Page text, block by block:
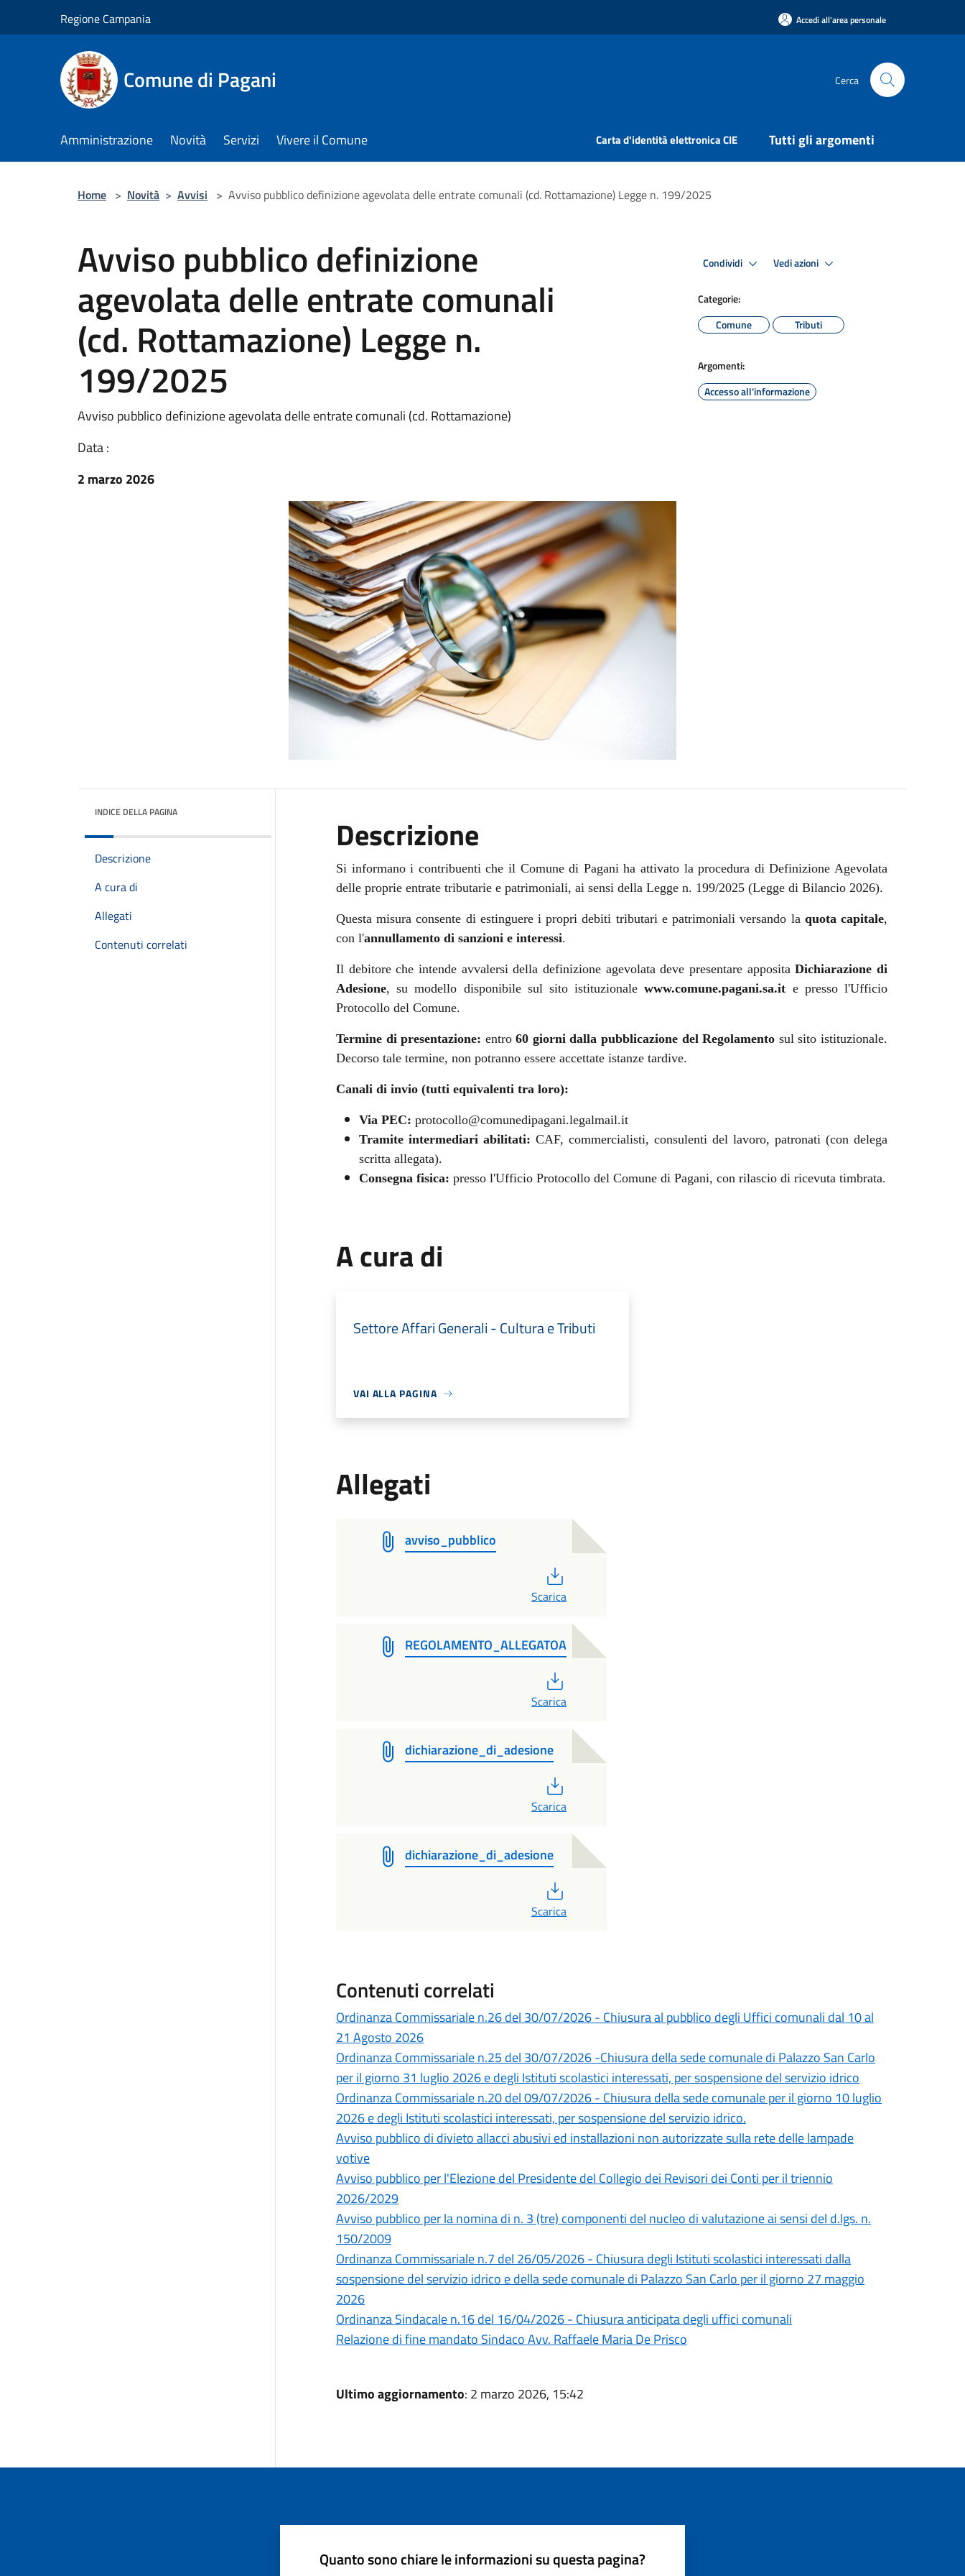
Regione Campania Accedi all'area personale
Comune di Pagani Cerca
Amministrazione Novità Servizi Vivere il Comune Carta d'identità elettronica CIE Tutti gli argomenti
Home > Novità > Avvisi > Avviso pubblico definizione agevolata delle entrate comunali (cd. Rottamazione) Legge n. 199/2025
Avviso pubblico definizione
agevolata delle entrate comunali
(cd. Rottamazione) Legge n.
199/2025
Avviso pubblico definizione agevolata delle entrate comunali (cd. Rottamazione)
Data :
2 marzo 2026
Condividi Vedi azioni
Categorie:
Comune
Tributi
Argomenti:
Accesso all'informazione
INDICE DELLA PAGINA
Descrizione
A cura di
Allegati
Contenuti correlati
Descrizione
Si informano i contribuenti che il Comune di Pagani ha attivato la procedura di Definizione Agevolata
delle proprie entrate tributarie e patrimoniali, ai sensi della Legge n. 199/2025 (Legge di Bilancio 2026).
Questa misura consente di estinguere i propri debiti tributari e patrimoniali versando la quota capitale,
con l'annullamento di sanzioni e interessi.
Il debitore che intende avvalersi della definizione agevolata deve presentare appositaDichiarazione di
Adesione, su modello disponibile sul sito istituzionalewww.comune.pagani.sa.it e presso l'Ufficio
Protocollo del Comune.
Termine di presentazione: entro60 giorni dalla pubblicazione del Regolamento sul sito istituzionale.
Decorso tale termine, non potranno essere accettate istanze tardive.
Canali di invio (tutti equivalenti tra loro):
Via PEC: protocollo@comunedipagani.legalmail.it
Tramite intermediari abilitati: CAF, commercialisti, consulenti del lavoro, patronati (con delega
scritta allegata).
Consegna fisica: presso l'Ufficio Protocollo del Comune di Pagani, con rilascio di ricevuta timbrata.
A cura di
Settore Affari Generali - Cultura e Tributi
VAI ALLA PAGINA
Allegati
avviso_pubblico
Scarica
REGOLAMENTO_ALLEGATOA
Scarica
dichiarazione_di_adesione
Scarica
dichiarazione_di_adesione
Scarica
Contenuti correlati
Ordinanza Commissariale n.26 del 30/07/2026 - Chiusura al pubblico degli Uffici comunali dal 10 al
21 Agosto 2026
Ordinanza Commissariale n.25 del 30/07/2026 -Chiusura della sede comunale di Palazzo San Carlo
per il giorno 31 luglio 2026 e degli Istituti scolastici interessati, per sospensione del servizio idrico
Ordinanza Commissariale n.20 del 09/07/2026 - Chiusura della sede comunale per il giorno 10 luglio
2026 e degli Istituti scolastici interessati, per sospensione del servizio idrico.
Avviso pubblico di divieto allacci abusivi ed installazioni non autorizzate sulla rete delle lampade
votive
Avviso pubblico per l'Elezione del Presidente del Collegio dei Revisori dei Conti per il triennio
2026/2029
Avviso pubblico per la nomina di n. 3 (tre) componenti del nucleo di valutazione ai sensi del d.lgs. n.
150/2009
Ordinanza Commissariale n.7 del 26/05/2026 - Chiusura degli Istituti scolastici interessati dalla
sospensione del servizio idrico e della sede comunale di Palazzo San Carlo per il giorno 27 maggio
2026
Ordinanza Sindacale n.16 del 16/04/2026 - Chiusura anticipata degli uffici comunali
Relazione di fine mandato Sindaco Avv. Raffaele Maria De Prisco
Ultimo aggiornamento: 2 marzo 2026, 15:42
Quanto sono chiare le informazioni su questa pagina?